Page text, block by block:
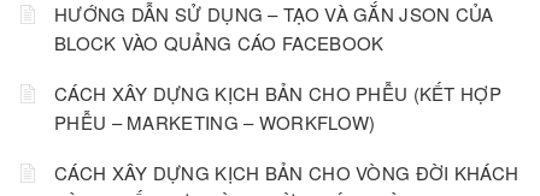
HƯỚNG DẪN SỬ DỤNG – TẠO VÀ GẮN JSON CỦA
BLOCK VÀO QUẢNG CÁO FACEBOOK
CÁCH XÂY DỰNG KỊCH BẢN CHO PHỄU (KẾT HỢP
PHỄU – MARKETING – WORKFLOW)
CÁCH XÂY DỰNG KỊCH BẢN CHO VÒNG ĐỜI KHÁCH